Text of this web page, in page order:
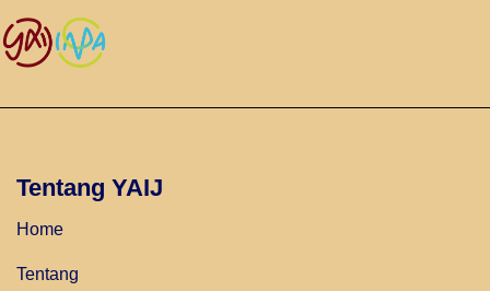
Tentang YAIJ
Home
Tentang